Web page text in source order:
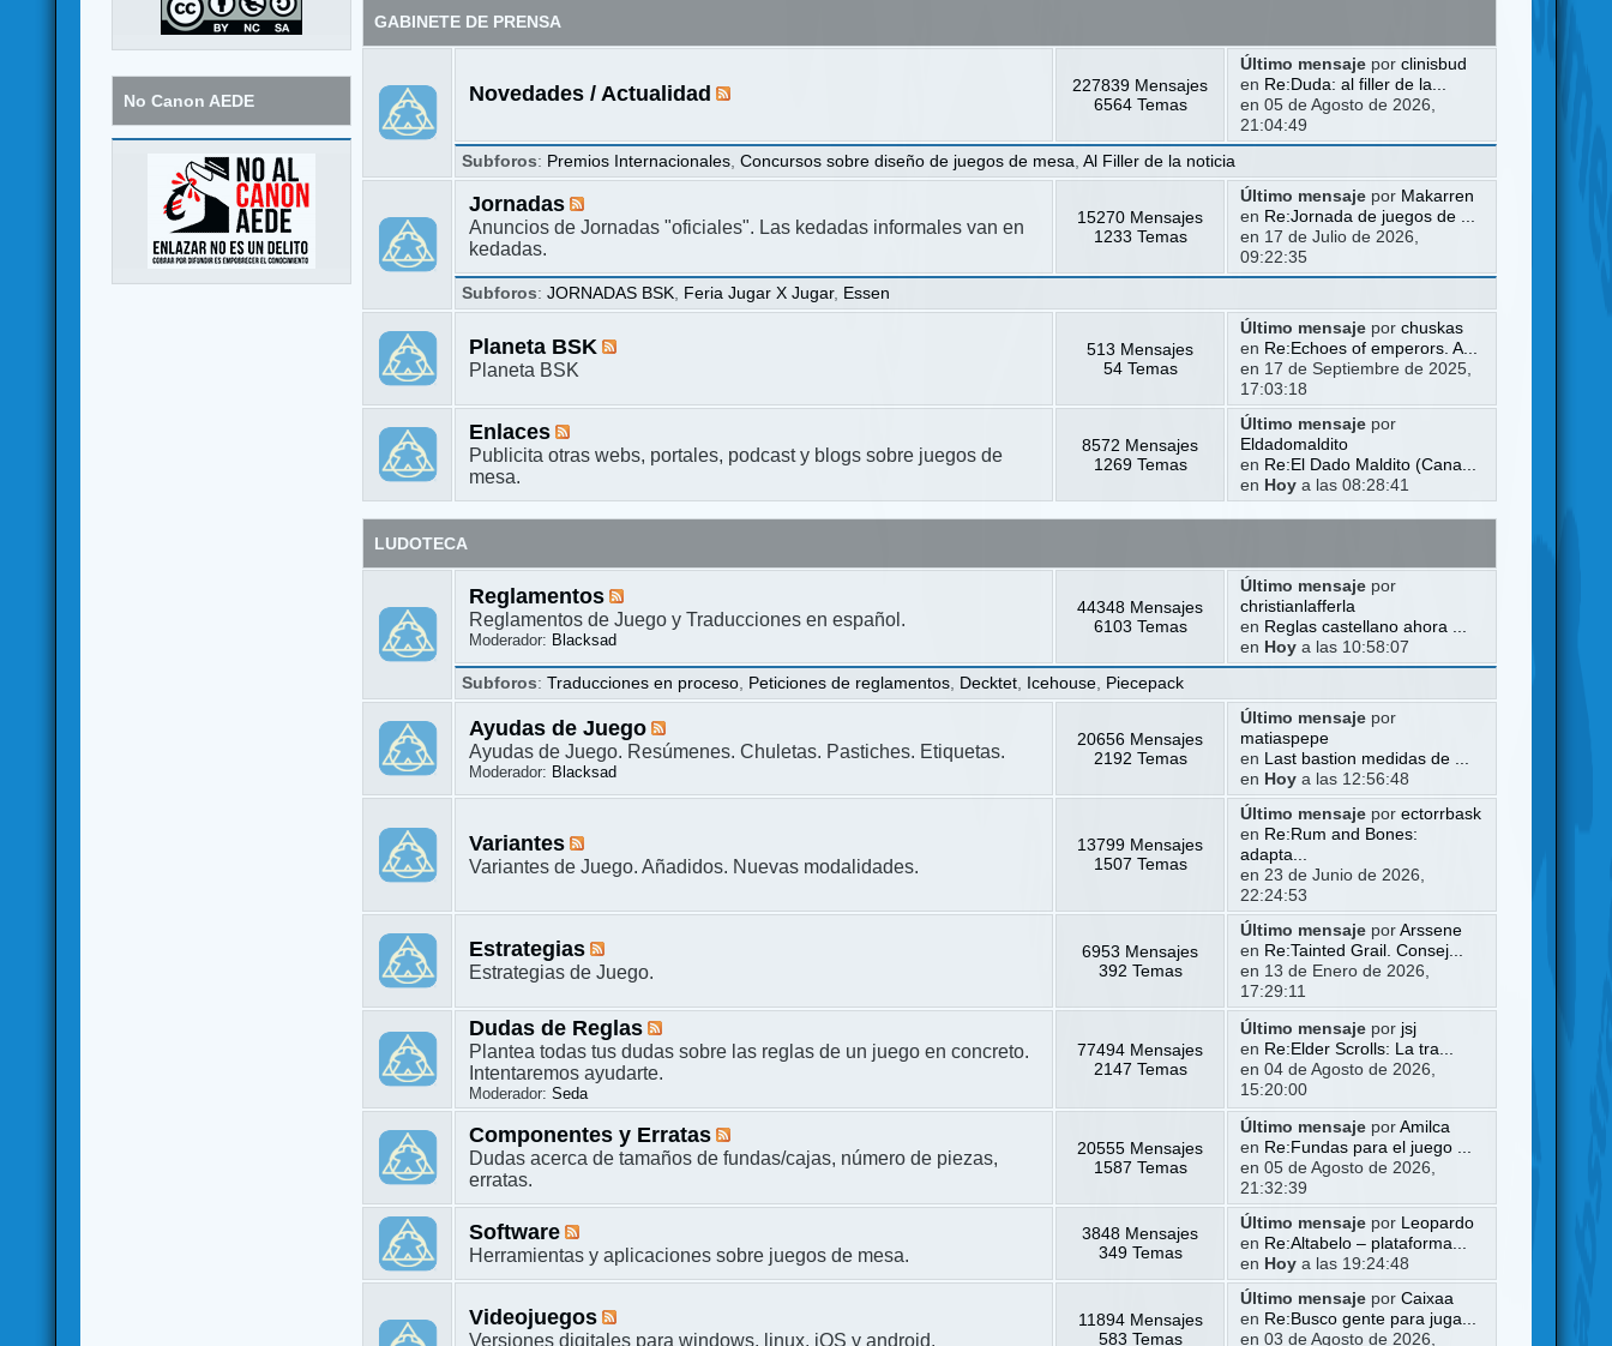
No Canon AEDE
GABINETE DE PRENSA
Novedades / Actualidad
227839 Mensajes
6564 Temas
Último mensajepor clinisbud
en Re:Duda: al filler de la...
en 05 de Agosto de 2026,
21:04:49
Subforos: Premios Internacionales ,Concursos sobre diseño de juegos de mesa ,Al Filler de la noticia
Jornadas
Anuncios de Jornadas "oficiales". Las kedadas informales van en
kedadas.
15270 Mensajes
1233 Temas
Último mensajepor Makarren
en Re:Jornada de juegos de ...
en 17 de Julio de 2026,
09:22:35
Subforos:JORNADAS BSK Feria Jugar X Jugar, Essen
Planeta BSK
Planeta BSK
513 Mensajes
54 Temas
Último mensajepor chuskas
en Re:Echoes of emperors. A...
en 17 de Septiembre de 2025,
17:03:18
Enlaces
Publicita otras webs, portales, podcast y blogs sobre juegos de
mesa.
8572 Mensajes
1269 Temas
Último mensajepor
Eldadomaldito
en Re:El Dado Maldito (Cana...
en Hoya las 08:28:41
LUDOTECA
Reglamentos
Reglamentos de Juego y Traducciones en español.
Moderador: Blacksad
44348 Mensajes
6103 Temas
Último mensajepor
christianlafferla
en Reglas castellano ahora ...
en Hoya las 10:58:07
Subforos:Traducciones en proceso Peticiones de reglamentos Decktet Icehouse Piecepack
Ayudas de Juego
Ayudas de Juego. Resúmenes. Chuletas. Pastiches. Etiquetas.
Moderador: Blacksad
20656 Mensajes
2192 Temas
Último mensajepor
matiaspepe
en
Last bastion medidas de ...
en Hoya las 12:56:48
Variantes
Variantes de Juego. Añadidos. Nuevas modalidades.
13799 Mensajes
1507 Temas
Último mensajepor ectorrbask
en Re:Rum and Bones:
adapta...
en 23 de Junio de 2026,
22:24:53
Estrategias
Estrategias de Juego.
6953 Mensajes
392 Temas
Último mensajepor Arssene
en Re:Tainted Grail. Consej...
en 13 de Enero de 2026,
17:29:11
Dudas de Reglas
Plantea todas tus dudas sobre las reglas de un juego en concreto.
Intentaremos ayudarte.
Moderador:Seda
77494 Mensajes
2147 Temas
Último mensajepor jsj
en Re:Elder Scrolls: La tra...
en 04 de Agosto de 2026,
15:20:00
Componentes y Erratas
Dudas acerca de tamaños de fundas/cajas, número de piezas,
erratas.
20555 Mensajes
1587 Temas
Último mensajepor Amilca
en Re:Fundas para el juego ...
en 05 de Agosto de 2026,
21:32:39
Software
Herramientas y aplicaciones sobre juegos de mesa.
3848 Mensajes
349 Temas
Último mensajepor
Leopardo
en Re:Altabelo – plataforma...
en Hoya las 19:24:48
Videojuegos
Versiones digitales para windows, linux, iOS y android.
11894 Mensajes
583 Temas
Último mensajepor Caixaa
en Re:Busco gente para juga...
en 03 de Agosto de 2026,